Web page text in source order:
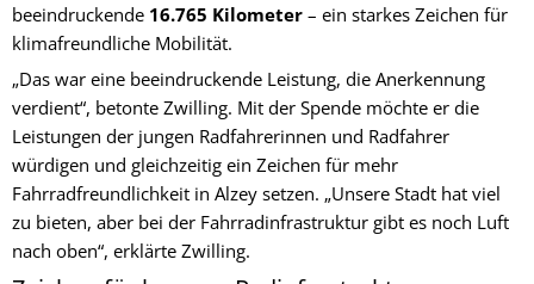
beeindruckende 16.765 Kilometer – ein starkes Zeichen für
klimafreundliche Mobilität.
„Das war eine beeindruckende Leistung, die Anerkennung
verdient“, betonte Zwilling. Mit der Spende möchte er die
Leistungen der jungen Radfahrerinnen und Radfahrer
würdigen und gleichzeitig ein Zeichen für mehr
Fahrradfreundlichkeit in Alzey setzen. „Unsere Stadt hat viel
zu bieten, aber bei der Fahrradinfrastruktur gibt es noch Luft
nach oben“, erklärte Zwilling.